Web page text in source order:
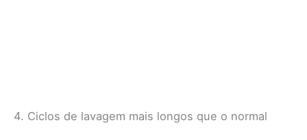
4. Ciclos de lavagem mais longos que o normal